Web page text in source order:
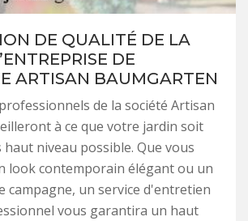
DE QUALITÉ DE LA
DE
ARTISAN BAUMGARTEN
de la société Artisan
à ce que votre jardin soit
haut niveau possible. Que vous
look contemporain élégant ou un
campagne, un service d'entretien
vous garantira un haut